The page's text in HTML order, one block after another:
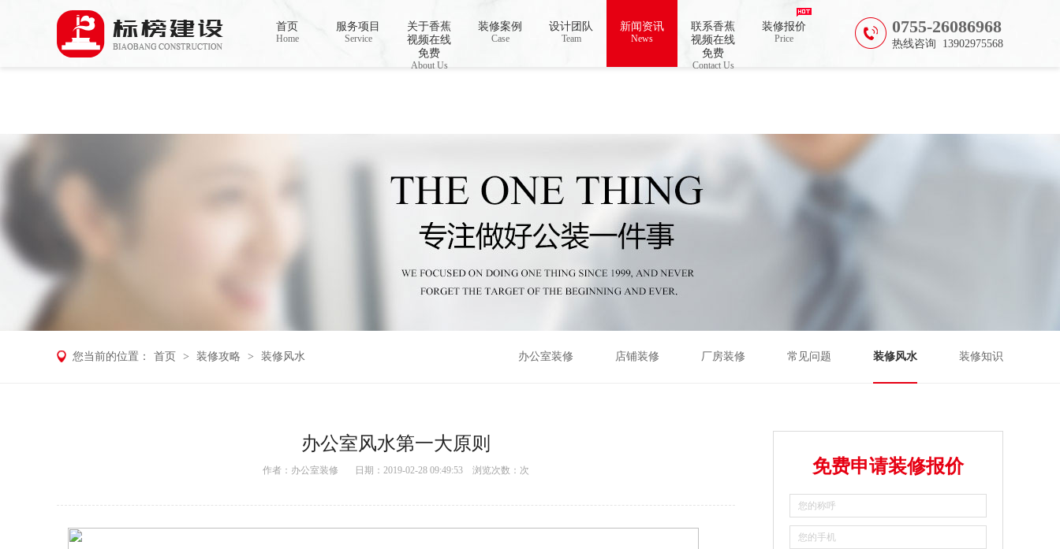
: mkdir(): No space left on device in
: file_put_contents(./cachefile_yuan/bjbkws.com/cache/2c/ff97d/af085.html): failed to open stream: No such file or directory in/www/wwwroot/Z4.com/func.phpon line
香蕉视频在线免费,香蕉视频导航,黄色香蕉视频下载,91香蕉APP成人污在线观看
0755-26086968
热线咨询 13902975568
首页
Home
服务项目
Service
关于香蕉
视频在线
免费
About Us
装修案例
Case
设计团队
Team
新闻资讯
News
联系香蕉
视频在线
免费
Contact Us
装修报价
Price
您当前的位置： 首页 > 装修攻略 > 装修风水 办公室装修 店铺装修 厂房装修 常见问题 装修风水 装修知识
办公室风水第一大原则
作者： 办公室装修 日期：2019-02-28 09:49:53 浏览次数： 次 免费申请装修报价